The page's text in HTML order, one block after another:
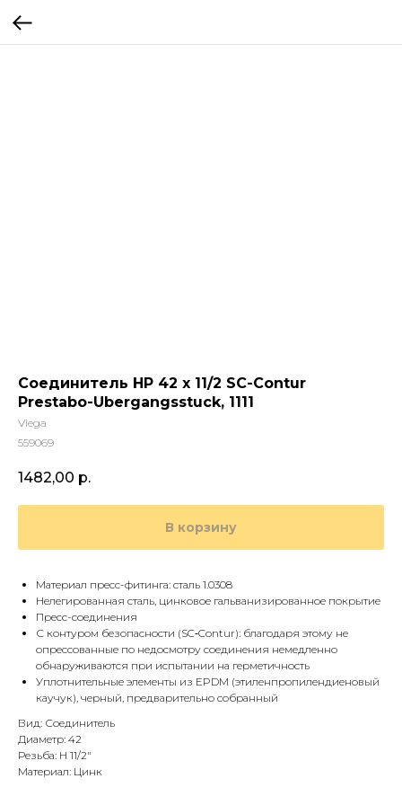
Соединитель НР 42 x 11/2 SC-Contur
Prestabo-Ubergangsstuck, 1111
Viega
559069
1482,00 р.
В корзину
Mатериал пресс-фитинга: сталь 1.0308
Нелегированная сталь, цинковое гальванизированное покрытие
Пресс-соединения
С контуром безопасности (SC‑Contur): благодаря этому не
опрессованные по недосмотру соединения немедленно
обнаруживаются при испытании на герметичность
Уплотнительные элементы из EPDM (эти­лен­про­пи­ленди­е­но­вый
каучук), черный, предварительно собранный
Вид: Соединитель
Диаметр: 42
Резьба: Н 11/2"
Материал: Цинк